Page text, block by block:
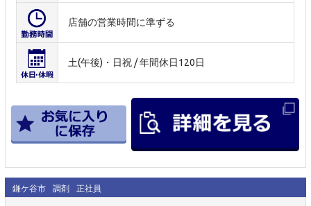
店舗の営業時間に準ずる
土(午後)・日祝 / 年間休日120日
鎌ケ谷市 調剤 正社員